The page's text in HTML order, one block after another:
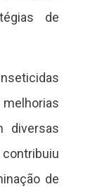
de
melhorias
diversas
de